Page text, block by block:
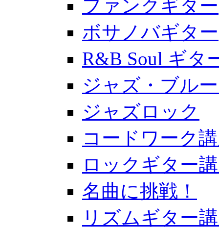
ファンクギター
ボサノバギター
R&B Soul ギタ
ジャズ・ブル
ジャズロック
コードワーク
ロックギター
名曲に挑戦！
リズムギター